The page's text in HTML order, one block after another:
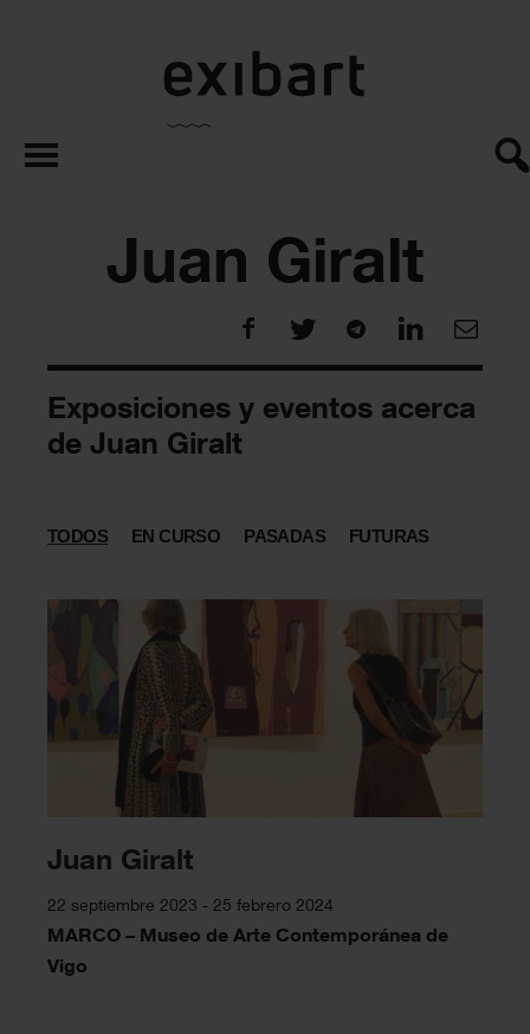
exibart.es
Juan Giralt
Exposiciones y eventos acerca
de Juan Giralt
TODOS EN CURSO PASADAS FUTURAS
Juan Giralt
22 septiembre 2023 - 25 febrero 2024
MARCO – Museo de Arte Contemporánea de
Vigo